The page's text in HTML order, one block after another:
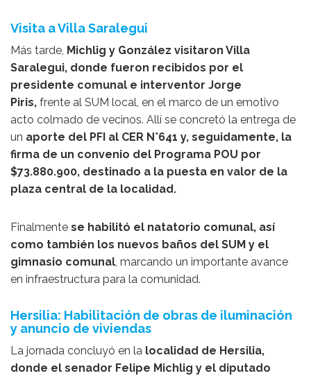
Visita a Villa Saralegui
Más tarde, Michlig y González visitaron Villa
Saralegui, donde fueron recibidos por el
presidente comunal e interventor Jorge
Piris, frente al SUM local, en el marco de un emotivo
acto colmado de vecinos. Allí se concretó la entrega de
un aporte del PFI al CER N°641 y, seguidamente, la
firma de un convenio del Programa POU por
$73.880.900, destinado a la puesta en valor de la
plaza central de la localidad.
Finalmente se habilitó el natatorio comunal, así
como también los nuevos baños del SUM y el
gimnasio comunal, marcando un importante avance
en infraestructura para la comunidad.
Hersilia: Habilitación de obras de iluminación
y anuncio de viviendas
La jornada concluyó en la localidad de Hersilia,
donde el senador Felipe Michlig y el diputado